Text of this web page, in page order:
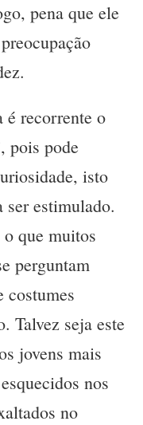
pena que ele
é recorrente o
pois pode
isto
ser estimulado.
que muitos
perguntam
costumes
Talvez seja este
jovens mais
nos
no